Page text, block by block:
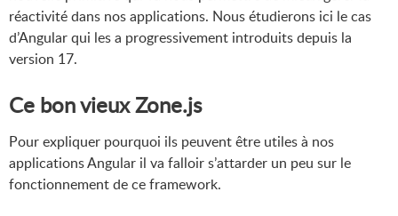
réactivité dans nos applications. Nous étudierons ici le cas
d’Angular qui les a progressivement introduits depuis la
version 17.
Ce bon vieux Zone.js
Pour expliquer pourquoi ils peuvent être utiles à nos
applications Angular il va falloir s’attarder un peu sur le
fonctionnement de ce framework.